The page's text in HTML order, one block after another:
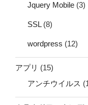
Jquery Mobile (3)
SSL(8)
wordpress (12)
アプリ (15)
アンチウイルス